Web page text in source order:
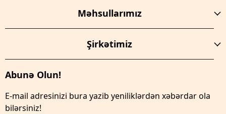
Məhsullarımız
Şirkətimiz
Abunə Olun!
E-mail adresinizi bura yazib yeniliklərdən xəbərdar ola
bilərsiniz!